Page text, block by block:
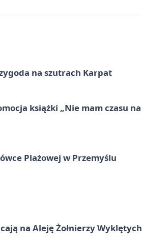
na szutrach Karpat
książki „Nie mam czasu na
Plażowej w Przemyślu
na Aleję Żołnierzy Wyklętych